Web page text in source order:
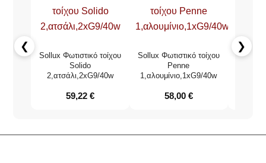
❮
Sollux Φωτιστικό τοίχου
Solido
2,ατσάλι,2xG9/40w
59,22€
Sollux Φωτιστικό τοίχου
Penne
1,αλουμίνιο,1xG9/40w
58,00 €
❯